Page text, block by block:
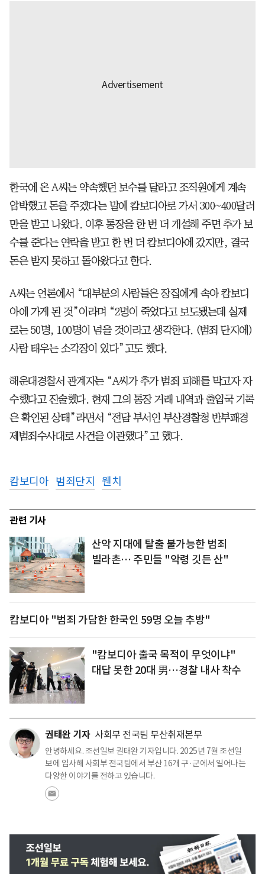
한국에 온 A씨는 약속했던 보수를 달라고 조직원에게 계속
압박했고 돈을 주겠다는 말에 캄보디아로 가서 300~400달러
만을 받고 나왔다. 이후 통장을 한 번 더 개설해 주면 추가 보
수를 준다는 연락을 받고 한 번 더 캄보디아에 갔지만, 결국
돈은 받지 못하고 돌아왔다고 한다.
A씨는 언론에서 “대부분의 사람들은 장집에게 속아 캄보디
아에 가게 된 것”이라며 “2명이 죽었다고 보도됐는데 실제
로는 50명, 100명이 넘을 것이라고 생각한다. (범죄 단지에)
사람 태우는 소각장이 있다”고도 했다.
해운대경찰서 관계자는 “A씨가 추가 범죄 피해를 막고자 자
수했다고 진술했다. 현재 그의 통장 거래 내역과 출입국 기록
은 확인된 상태”라면서 “전담 부서인 부산경찰청 반부패경
제범죄수사대로 사건을 이관했다”고 했다.
캄보디아 범죄단지 웬치
관련 기사
산악 지대에 탈출 불가능한 범죄
빌라촌… 주민들 "악령 깃든 산"
캄보디아 "범죄 가담한 한국인 59명 오늘 추방"
"캄보디아 출국 목적이 무엇이냐"
대답 못한 20대 男…경찰 내사 착수
권태완 기자 사회부 전국팀 부산취재본부
안녕하세요. 조선일보 권태완 기자입니다. 2025년 7월 조선일
보에 입사해 사회부 전국팀에서 부산 16개 구·군에서 일어나는
다양한 이야기를 전하고 있습니다.